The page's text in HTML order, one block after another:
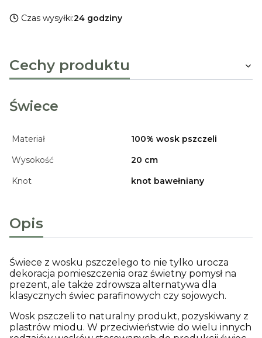
Czas wysyłki:24 godziny
Cechy produktu
Świece
Materiał
100% wosk pszczeli
Wysokość
20 cm
Knot
knot bawełniany
Opis
Świece z wosku pszczelego to nie tylko urocza
dekoracja pomieszczenia oraz świetny pomysł na
prezent, ale także zdrowsza alternatywa dla
klasycznych świec parafinowych czy sojowych.
Wosk pszczeli to naturalny produkt, pozyskiwany z
plastrów miodu. W przeciwieństwie do wielu innych